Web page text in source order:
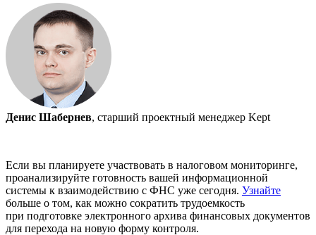
Денис Шабернев, старший проектный менеджер Kept
Если вы планируете участвовать в налоговом мониторинге,
проанализируйте готовность вашей информационной
системы к взаимодействию с ФНС уже сегодня. Узнайте
больше о том, как можно сократить трудоемкость
при подготовке электронного архива финансовых документов
для перехода на новую форму контроля.